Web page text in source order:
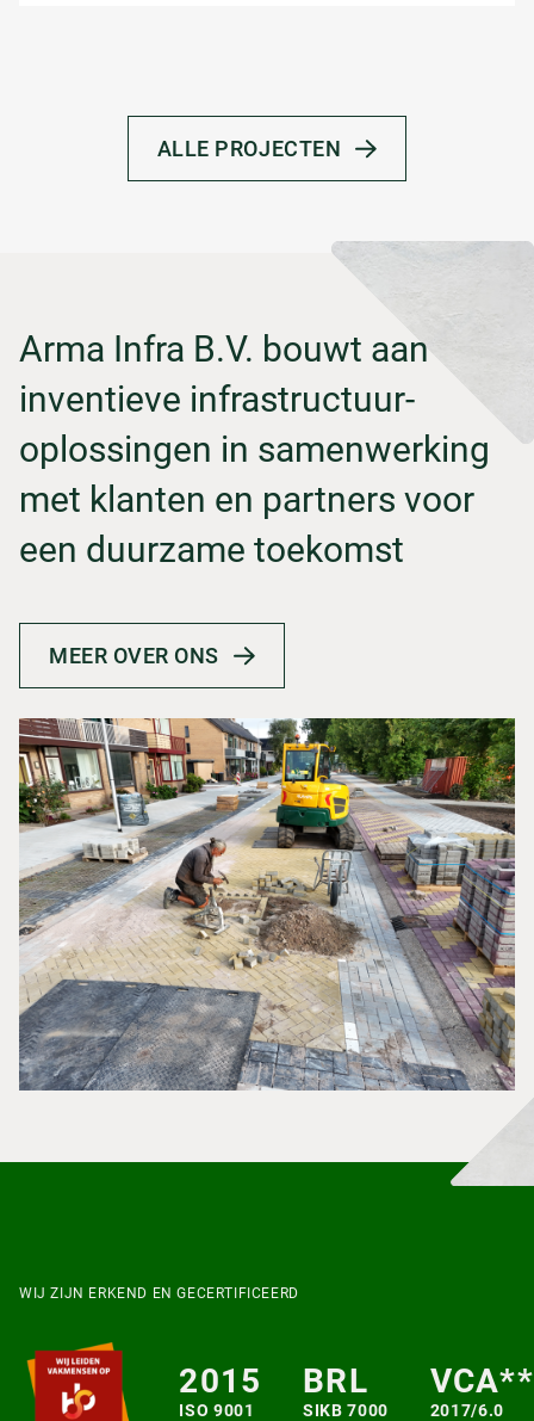
ALLE PROJECTEN
Arma Infra B.V. bouwt aan
inventieve infrastructuur-
oplossingen in samenwerking
met klanten en partners voor
een duurzame toekomst
MEER OVER ONS
WIJ ZIJN ERKEND EN GECERTIFICEERD
2015
ISO 9001
BRL
SIKB 7000
VCA**
2017/6.0